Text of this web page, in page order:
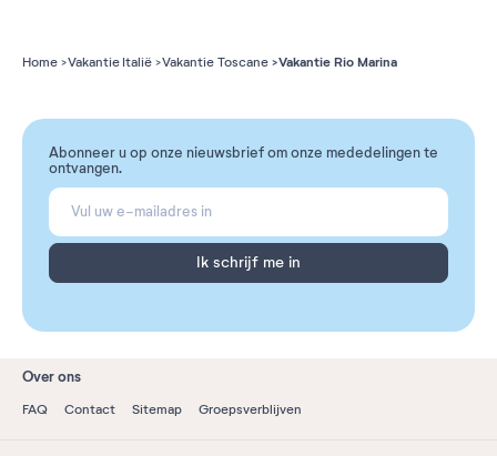
Home Vakantie Italië Vakantie Toscane Vakantie Rio Marina
Abonneer u op onze nieuwsbrief om onze mededelingen te
ontvangen.
Ik schrijf me in
Over ons
FAQ Contact Sitemap Groepsverblijven